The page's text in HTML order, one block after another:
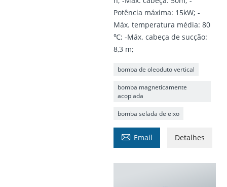
Potência máxima: 15kW; -
Máx. temperatura média: 80
℃; -Máx. cabeça de sucção:
8,3 m;
bomba de oleoduto vertical
bomba magneticamente
acoplada
bomba selada de eixo
 Email Detalhes